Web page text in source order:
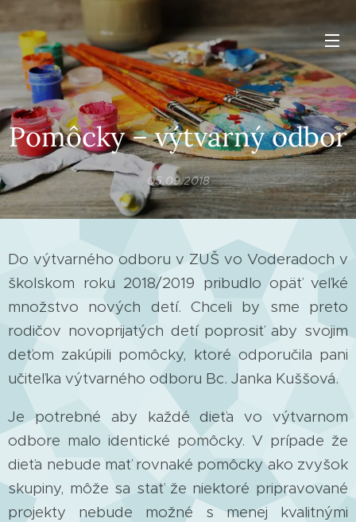
Pomôcky – výtvarný odbor
05.09.2018
Do výtvarného odboru v ZUŠ vo Voderadoch v
školskom roku 2018/2019 pribudlo opäť veľké
množstvo nových detí. Chceli by sme preto
rodičov novoprijatých detí poprosiť aby svojim
deťom zakúpili pomôcky, ktoré odporučila pani
učiteľka výtvarného odboru Bc. Janka Kuššová.
Je potrebné aby každé dieťa vo výtvarnom
odbore malo identické pomôcky. V prípade že
dieťa nebude mať rovnaké pomôcky ako zvyšok
skupiny, môže sa stať že niektoré pripravované
projekty nebude možné s menej kvalitnými